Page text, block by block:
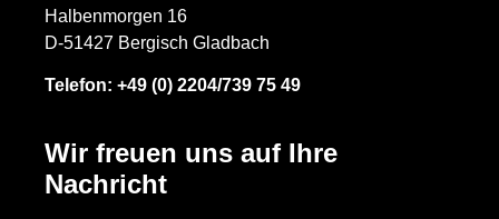
Halbenmorgen 16
D-51427 Bergisch Gladbach
Telefon: +49 (0) 2204/739 75 49
Wir freuen uns auf Ihre
Nachricht